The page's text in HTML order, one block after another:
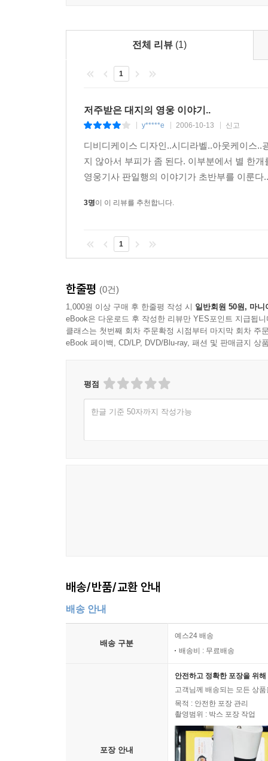
전체 리뷰 (1)
1
저주받은 대지의 영웅 이야기..
y*****e 2006-10-13 신고
디비디케이스 디자인..시디라벨..아웃케이스
지 않아서 부피가 좀 된다. 이부분에서 별 한
영웅기사 판일행의 이야기가 초반부를 이룬
3명이 이 리뷰를 추천합니다.
1
한줄평 (0건)
1,000원 이상 구매 후 한줄평 작성 시 일반회원 50원, 마니
eBook은 다운로드 후 작성한 리뷰만 YES포인트 지급됩니
클래스는 첫번째 회차 주문확정 시점부터 마지막 회차 주
eBook 페이백, CD/LP, DVD/Blu-ray, 패션 및 판매금지 상
평점
한글 기준 50자까지 작성가능
배송/반품/교환 안내
배송 안내
배송 구분
예스24 배송
배송비 : 무료배송
포장 안내
안전하고 정확한 포장을 위
고객님께 배송되는 모든 상
목적 : 안전한 포장 관리
촬영범위 : 박스 포장 작업